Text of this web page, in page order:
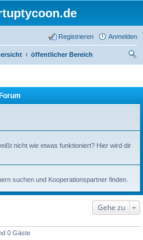
Anmelden
Registrieren
öffentlicher Bereich
Forum
nicht wie etwas funktioniert? Hier wird dir
suchen und Kooperationspartner finden.
Gehe zu
0 Gäste